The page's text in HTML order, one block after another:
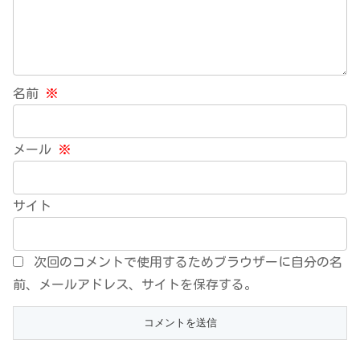
名前 ※
メール ※
サイト
次回のコメントで使用するためブラウザーに自分の名
前、メールアドレス、サイトを保存する。